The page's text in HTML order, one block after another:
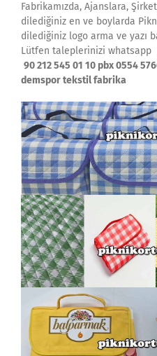
Fabrikamızda, Ajanslara,
dilediğiniz en ve boylarda
dilediğiniz logo arma ve yazı
Lütfen taleplerinizi
90 212 545 01 10 pbx 0554
demspor tekstil fabrika